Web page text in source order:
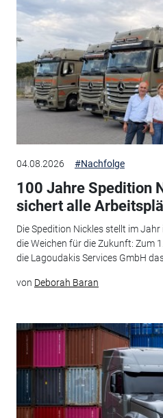
04.08.2026 #Nachfolge
100 Jahre Spedition
sichert alle
Die Spedition Nickles stellt im
die Weichen für die Zukunft: Zum
die Lagoudakis Services GmbH
von Deborah Baran